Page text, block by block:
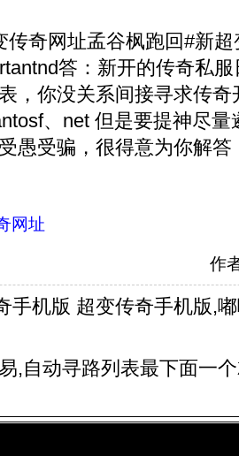
传奇网址孟谷枫跑回#新
答：新开的传奇私服
，你没关系间接寻求传
、net 但是要提神尽
愚受骗，很得意为你解
网址
作
手机版 超变传奇手机版,
,自动寻路列表最下面一